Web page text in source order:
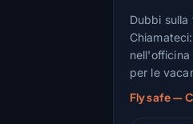
Dubbi
per le
Fly safe —